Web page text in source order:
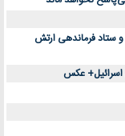
منطقه و ستاد فرماندهی ارتش
اسرائیل+ عکس